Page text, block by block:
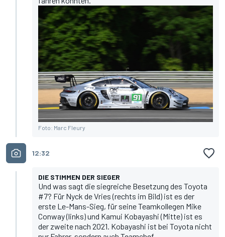
Foto: Marc Fleury
12:32
DIE STIMMEN DER SIEGER
Und was sagt die siegreiche Besetzung des Toyota
#7? Für Nyck de Vries (rechts im Bild) ist es der
erste Le-Mans-Sieg, für seine Teamkollegen Mike
Conway (links) und Kamui Kobayashi (Mitte) ist es
der zweite nach 2021. Kobayashi ist bei Toyota nicht